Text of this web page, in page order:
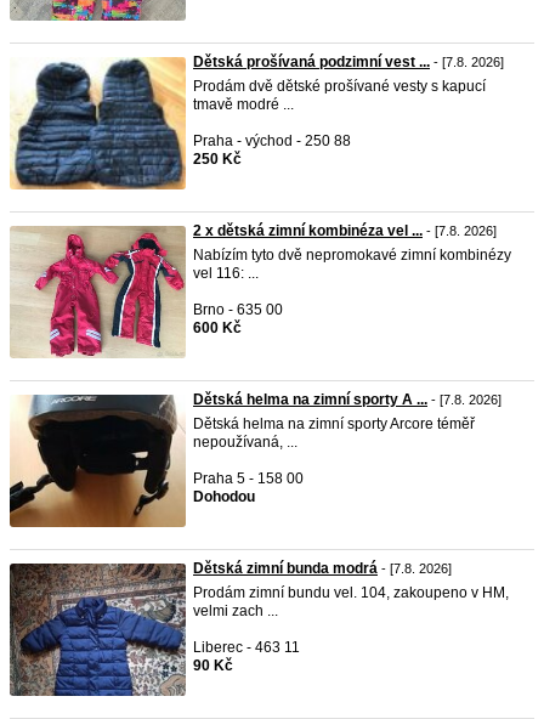
Dětská prošívaná podzimní vest ... - [7.8. 2026]
Prodám dvě dětské prošívané vesty s kapucí
tmavě modré ...
Praha - východ - 250 88
250 Kč
2 x dětská zimní kombinéza vel ... - [7.8. 2026]
Nabízím tyto dvě nepromokavé zimní kombinézy
vel 116: ...
Brno - 635 00
600 Kč
Dětská helma na zimní sporty A ... - [7.8. 2026]
Dětská helma na zimní sporty Arcore téměř
nepoužívaná, ...
Praha 5 - 158 00
Dohodou
Dětská zimní bunda modrá - [7.8. 2026]
Prodám zimní bundu vel. 104, zakoupeno v HM,
velmi zach ...
Liberec - 463 11
90 Kč